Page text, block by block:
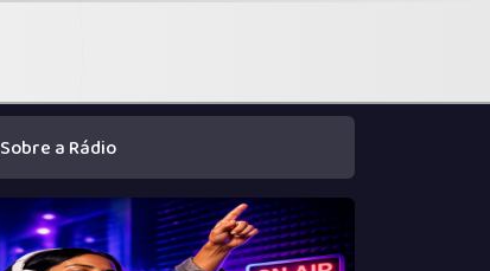
Sobre a Rádio